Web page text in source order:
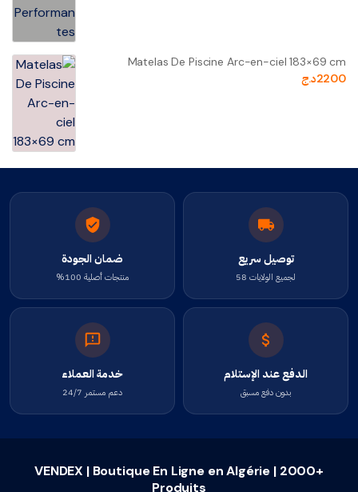
Matelas De Piscine Arc-en-ciel 183×69 cm
2200د.ج
توصيل سريع
لجميع الولايات 58
ضمان الجودة
منتجات أصلية 100%
الدفع عند الإستلام
بدون دفع مسبق
خدمة العملاء
دعم مستمر 24/7
VENDEX | Boutique En Ligne en Algérie | 2000+
Produits